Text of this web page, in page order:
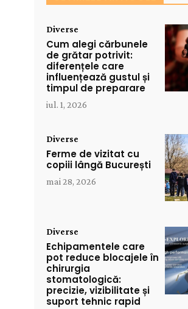
Diverse
Cum alegi cărbunele
de grătar potrivit:
diferențele care
influențează gustul și
timpul de preparare
iul. 1, 2026
Diverse
Ferme de vizitat cu
copiii lângă București
mai 28, 2026
Diverse
Echipamentele care
pot reduce blocajele în
chirurgia
stomatologică:
precizie, vizibilitate și
suport tehnic rapid